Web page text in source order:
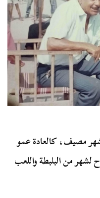
مصيف، كالعادة عمو
لشهر من البلبطة واللعب